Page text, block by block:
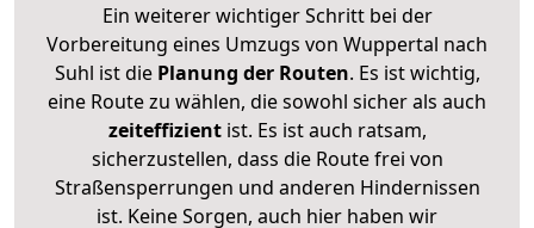
Ein weiterer wichtiger Schritt bei der
Vorbereitung eines Umzugs von Wuppertal nach
Suhl ist diePlanung der Routen. Es ist wichtig,
eine Route zu wählen, die sowohl sicher als auch
zeiteffizientist. Es ist auch ratsam,
sicherzustellen, dass die Route frei von
Straßensperrungen und anderen Hindernissen
ist. Keine Sorgen, auch hier haben wir